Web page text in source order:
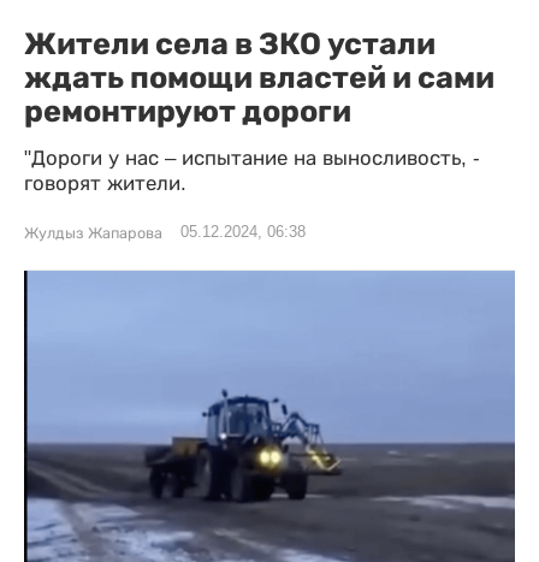
Жители села в ЗКО устали
ждать помощи властей и сами
ремонтируют дороги
"Дороги у нас – испытание на выносливость, -
говорят жители.
Жулдыз Жапарова 05.12.2024, 06:38